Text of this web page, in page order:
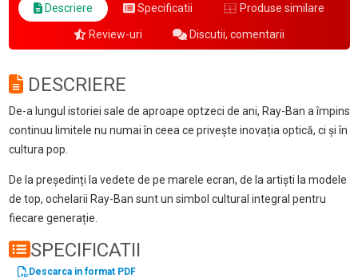
Descriere Specificatii Produse similare
Review-uri Discutii, comentarii
DESCRIERE
De-a lungul istoriei sale de aproape optzeci de ani, Ray-Ban a împins
continuu limitele nu numai în ceea ce privește inovația optică, ci și în
cultura pop.
De la președinți la vedete de pe marele ecran, de la artiști la modele
de top, ochelarii Ray-Ban sunt un simbol cultural integral pentru
fiecare generație.
SPECIFICATII
Descarca in format PDF